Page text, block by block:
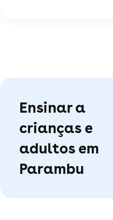
Ensinar a
crianças e
adultos em
Parambu